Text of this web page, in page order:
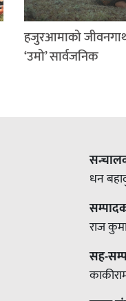
हजुरआमाको
‘उमो’ सार्वजनिक
धन
राज
सह-